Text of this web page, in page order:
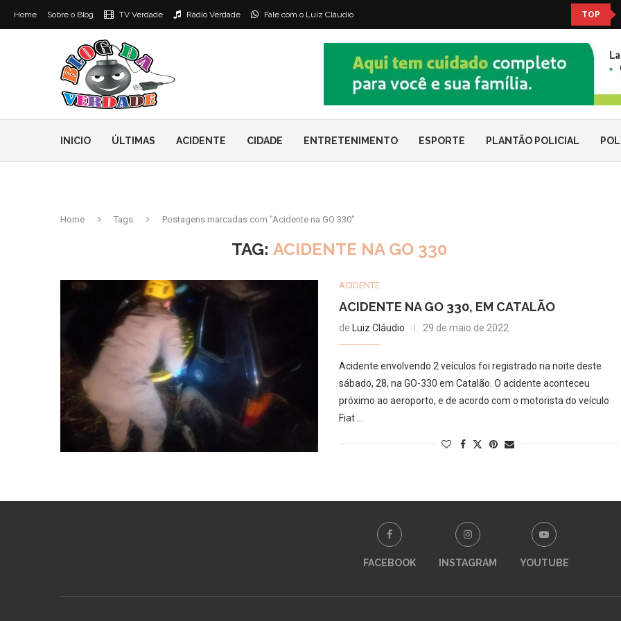
Home Sobre o Blog TV Verdade Rádio Verdade Fale com o Luiz Cláudio TOP
INICIO ÚLTIMAS ACIDENTE CIDADE ENTRETENIMENTO ESPORTE PLANTÃO POLICIAL
Home Tags Postagens marcadas com "Acidente na GO 330"
TAG: ACIDENTE NA GO 330
ACIDENTE
ACIDENTE NA GO 330, EM CATALÃO
de Luiz Cláudio 29 de maio de 2022
Acidente envolvendo 2 veículos foi registrado na noite deste
sábado, 28, na GO-330 em Catalão. O acidente aconteceu
próximo ao aeroporto, e de acordo com o motorista do veículo
Fiat …
FACEBOOK INSTAGRAM YOUTUBE